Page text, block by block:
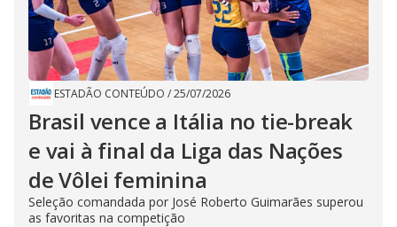
ESTADÃO CONTEÚDO /25/07/2026
Brasil vence a Itália no tie-break
e vai à final da Liga das Nações
de Vôlei feminina
Seleção comandada por José Roberto Guimarães superou
as favoritas na competição